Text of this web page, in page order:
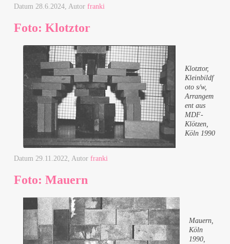
Datum 28.6.2024 , Autorfranki
Foto: Klotztor
Klotztor,
Kleinbildf
oto s/w,
Arrangem
ent aus
MDF-
Klötzen,
Köln 1990
Datum29.11.2022, Autorfranki
Foto: Mauern
Mauern,
Köln
1990,